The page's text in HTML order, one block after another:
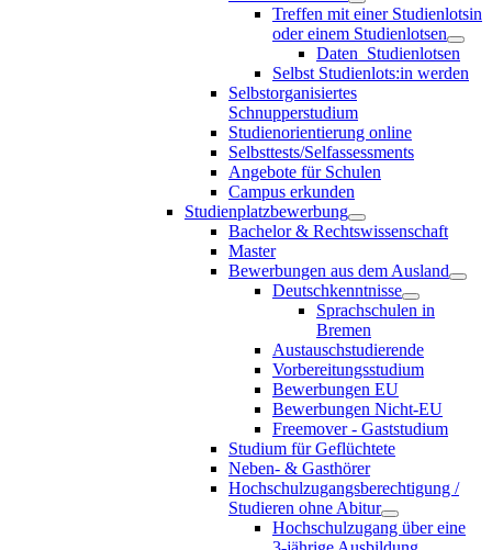
Treffen mit einer Studienlotsin
oder einem Studienlotsen
Daten_Studienlotsen
Selbst Studienlots:in werden
Selbstorganisiertes
Schnupperstudium
Studienorientierung online
Selbsttests/Selfassessments
Angebote für Schulen
Campus erkunden
Studienplatzbewerbung
Bachelor & Rechtswissenschaft
Master
Bewerbungen aus dem Ausland
Deutschkenntnisse
Sprachschulen in
Bremen
Austauschstudierende
Vorbereitungsstudium
Bewerbungen EU
Bewerbungen Nicht-EU
Freemover - Gaststudium
Studium für Geflüchtete
Neben- & Gasthörer
Hochschulzugangsberechtigung /
Studieren ohne Abitur
Hochschulzugang über eine